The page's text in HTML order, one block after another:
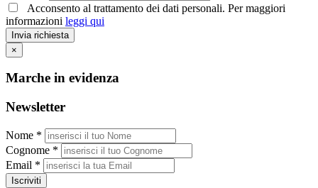
Acconsento al trattamento dei dati personali. Per maggiori
informazioni leggi qui
Invia richiesta
×
Marche in evidenza
Newsletter
Nome *
Cognome *
Email *
Iscriviti